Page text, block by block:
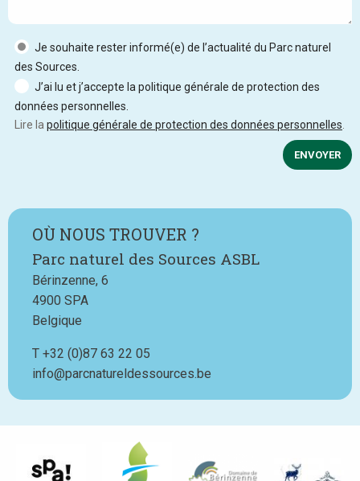
Je souhaite rester informé(e) de l’actualité du Parc naturel
des Sources.
J’ai lu et j’accepte la politique générale de protection des
données personnelles.
Lire la politique générale de protection des données personnelles
ENVOYER
OÙ NOUS TROUVER ?
Parc naturel des Sources ASBL
Bérinzenne, 6
4900 SPA
Belgique
T Téléphone
+32 (0)87 63 22 05
info@parcnatureldessources.be